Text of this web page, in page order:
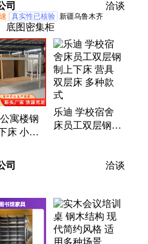
司 洽谈
真实性已核验 新疆乌鲁木齐
底图密集柜
寓楼钢
床 小学
乐迪 学校宿舍
床员工双层钢制
司
洽谈